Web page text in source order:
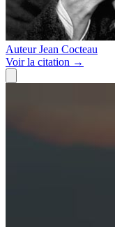
Auteur Jean Cocteau
Voirla citation →